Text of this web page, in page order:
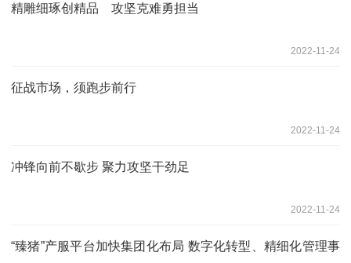
精雕细琢创精品 攻坚克难勇担当
2022-11-24
征战市场，须跑步前行
2022-11-24
冲锋向前不歇步 聚力攻坚干劲足
2022-11-24
“臻猪”产服平台加快集团化布局 数字化转型、精细化管理事